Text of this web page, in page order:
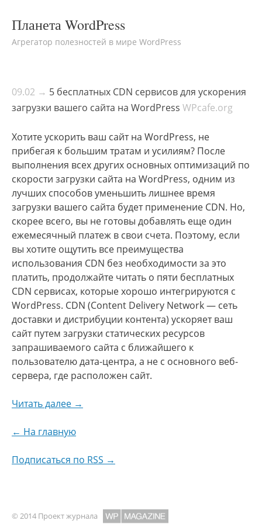
Планета WordPress
Агрегатор полезностей в мире WordPress
09.02 → 5 бесплатных CDN сервисов для ускорения
загрузки вашего сайта на WordPress WPcafe.org
Хотите ускорить ваш сайт на WordPress, не
прибегая к большим тратам и усилиям? После
выполнения всех других основных оптимизаций по
скорости загрузки сайта на WordPress, одним из
лучших способов уменьшить лишнее время
загрузки вашего сайта будет применение CDN. Но,
скорее всего, вы не готовы добавлять еще один
ежемесячный платеж в свои счета. Поэтому, если
вы хотите ощутить все преимущества
использования CDN без необходимости за это
платить, продолжайте читать о пяти бесплатных
CDN сервисах, которые хорошо интегрируются с
WordPress. CDN (Content Delivery Network — сеть
доставки и дистрибуции контента) ускоряет ваш
сайт путем загрузки статических ресурсов
запрашиваемого сайта с ближайшего к
пользователю дата-центра, а не с основного веб-
сервера, где расположен сайт.
Читать далее →
← На главную
Подписаться по RSS →
© 2014 Проект журнала